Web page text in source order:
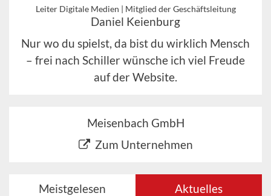
Leiter Digitale Medien | Mitglied der Geschäftsleitung
Daniel Keienburg
Nur wo du spielst, da bist du wirklich Mensch
– frei nach Schiller wünsche ich viel Freude
auf der Website.
Meisenbach GmbH
Zum Unternehmen
Meistgelesen Aktuelles